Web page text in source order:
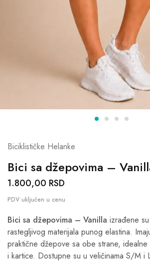
Biciklističke Helanke
Bici sa džepovima –
1.800,00 RSD
Bici sa džepovima – Vanilla izrađene
rastegljivog materijala punog elastina.
praktične džepove sa obe strane,
i kartice. Dostupne su u veličinama S/M i